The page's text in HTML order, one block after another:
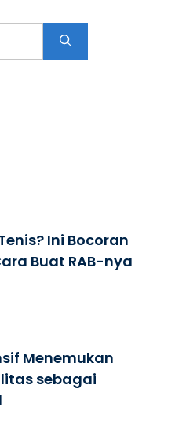
Ini Bocoran
Buat RAB-nya
Menemukan
sebagai